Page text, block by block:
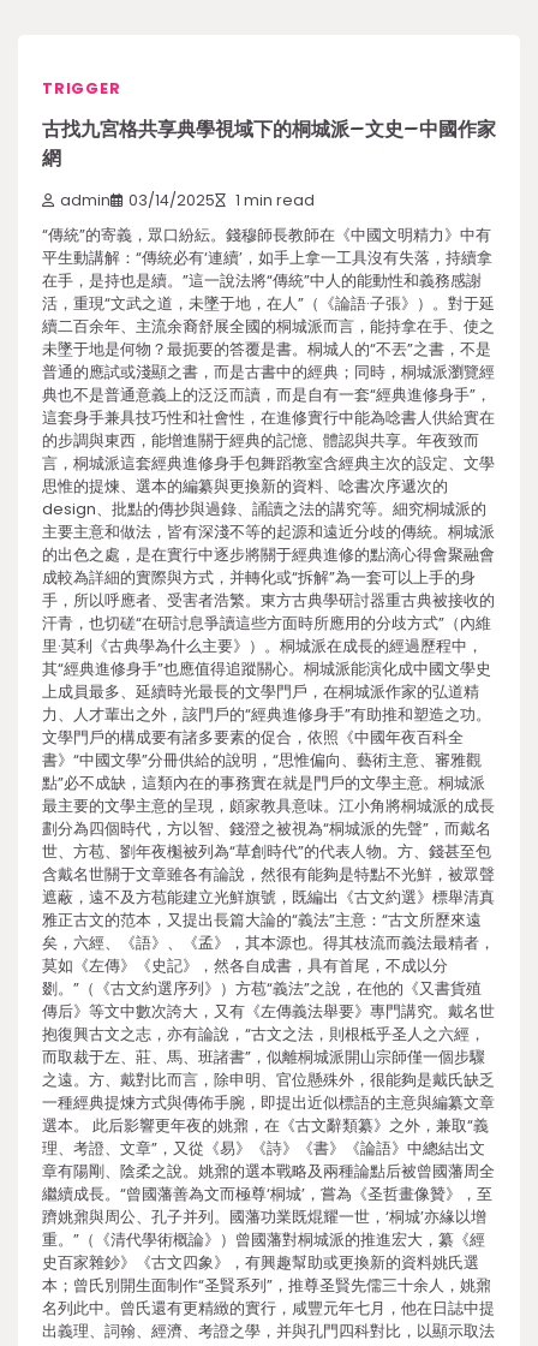
TRIGGER
古找九宮格共享典學視域下的桐城派–文史–中國作家
網
admin 03/14/2025 1 min read
“傳統”的寄義，眾口紛紜。錢穆師長教師在《中國文明精力》中有
平生動講解：“傳統必有‘連續’，如手上拿一工具沒有失落，持續拿
在手，是持也是續。”這一說法將“傳統”中人的能動性和義務感謝
活，重現“文武之道，未墜于地，在人”（《論語·子張》）。對于延
續二百余年、主流余裔舒展全國的桐城派而言，能持拿在手、使之
未墜于地是何物？最扼要的答覆是書。桐城人的“不丟”之書，不是
普通的應試或淺顯之書，而是古書中的經典；同時，桐城派瀏覽經
典也不是普通意義上的泛泛而讀，而是自有一套“經典進修身手”，
這套身手兼具技巧性和社會性，在進修實行中能為唸書人供給實在
的步調與東西，能增進關于經典的記憶、體認與共享。年夜致而
言，桐城派這套經典進修身手包舞蹈教室含經典主次的設定、文學
思惟的提煉、選本的編纂與更換新的資料、唸書次序遞次的
design、批點的傳抄與過錄、誦讀之法的講究等。細究桐城派的
主要主意和做法，皆有深淺不等的起源和遠近分歧的傳統。桐城派
的出色之處，是在實行中逐步將關于經典進修的點滴心得會聚融會
成較為詳細的實際與方式，并轉化或“拆解”為一套可以上手的身
手，所以呼應者、受害者浩繁。東方古典學研討器重古典被接收的
汗青，也切磋“在研討息爭讀這些方面時所應用的分歧方式”（內維
里·莫利《古典學為什么主要》）。桐城派在成長的經過歷程中，
其“經典進修身手”也應值得追蹤關心。桐城派能演化成中國文學史
上成員最多、延續時光最長的文學門戶，在桐城派作家的弘道精
力、人才輩出之外，該門戶的“經典進修身手”有助推和塑造之功。
文學門戶的構成要有諸多要素的促合，依照《中國年夜百科全
書》“中國文學”分冊供給的說明，“思惟偏向、藝術主意、審雅觀
點”必不成缺，這類內在的事務實在就是門戶的文學主意。桐城派
最主要的文學主意的呈現，頗家教具意味。江小角將桐城派的成長
劃分為四個時代，方以智、錢澄之被視為“桐城派的先聲”，而戴名
世、方苞、劉年夜櫆被列為“草創時代”的代表人物。方、錢甚至包
含戴名世關于文章雖各有論說，然很有能夠是特點不光鮮，被眾聲
遮蔽，遠不及方苞能建立光鮮旗號，既編出《古文約選》標舉清真
雅正古文的范本，又提出長篇大論的“義法”主意：“古文所歷來遠
矣，六經、《語》、《孟》，其本源也。得其枝流而義法最精者，
莫如《左傳》《史記》，然各自成書，具有首尾，不成以分
剟。”（《古文約選序列》）方苞“義法”之說，在他的《又書貨殖
傳后》等文中數次誇大，又有《左傳義法舉要》專門講究。戴名世
抱復興古文之志，亦有論說，“古文之法，則根柢乎圣人之六經，
而取裁于左、莊、馬、班諸書”，似離桐城派開山宗師僅一個步驟
之遠。方、戴對比而言，除申明、官位懸殊外，很能夠是戴氏缺乏
一種經典提煉方式與傳佈手腕，即提出近似標語的主意與編纂文章
選本。 此后影響更年夜的姚鼐，在《古文辭類纂》之外，兼取“義
理、考證、文章”，又從《易》《詩》《書》《論語》中總結出文
章有陽剛、陰柔之說。姚鼐的選本戰略及兩種論點后被曾國藩周全
繼續成長。“曾國藩善為文而極尊‘桐城’，嘗為《圣哲畫像贊》，至
躋姚鼐與周公、孔子并列。國藩功業既焜耀一世，‘桐城’亦緣以增
重。”（《清代學術概論》）曾國藩對桐城派的推進宏大，纂《經
史百家雜鈔》《古文四象》，有興趣幫助或更換新的資料姚氏選
本；曾氏別開生面制作“圣賢系列”，推尊圣賢先儒三十余人，姚鼐
名列此中。曾氏還有更精緻的實行，咸豐元年七月，他在日誌中提
出義理、詞翰、經濟、考證之學，并與孔門四科對比，以顯示取法